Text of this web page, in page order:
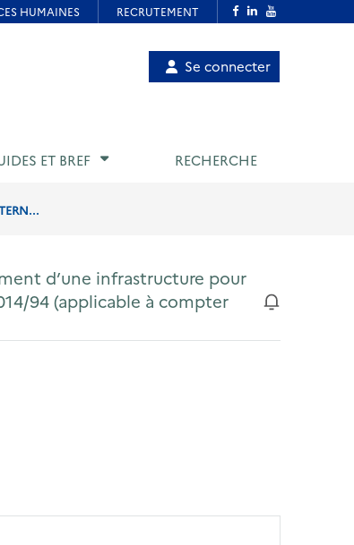
Menu
utilisateur
Se connecter
ET BREF RECHERCHE
d’une infrastructure pour
94 (applicable à compter